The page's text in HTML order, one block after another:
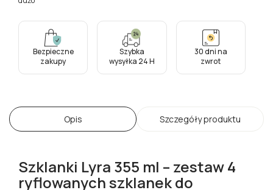
Bezpieczne
zakupy
Szybka
wysyłka 24 H
30 dni na
zwrot
Opis Szczegóły produktu
Szklanki Lyra 355 ml – zestaw 4
ryflowanych szklanek do